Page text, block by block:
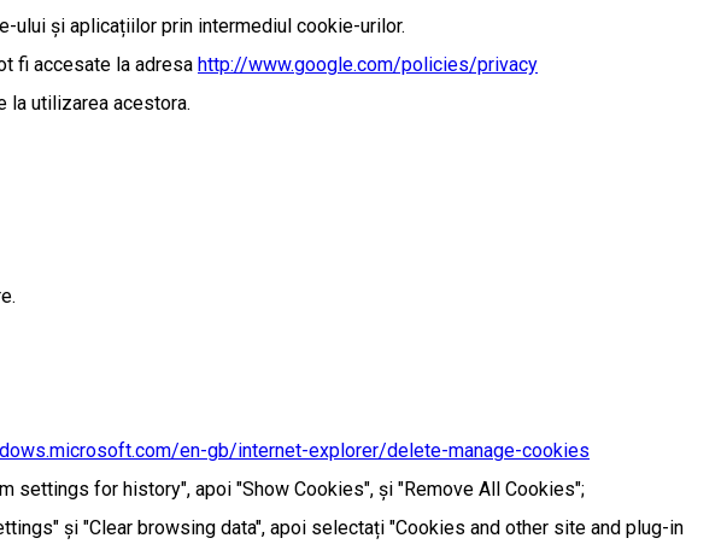
și aplicațiilor prin intermediul cookie-urilor.
fi accesate la adresa http://www.google.com/policies/privacy
la utilizarea acestora.
en-gb/internet-explorer/delete-manage-cookies
settings for history", apoi "Show Cookies", și "Remove All Cookies";
și "Clear browsing data", apoi selectați "Cookies and other site and plug-in